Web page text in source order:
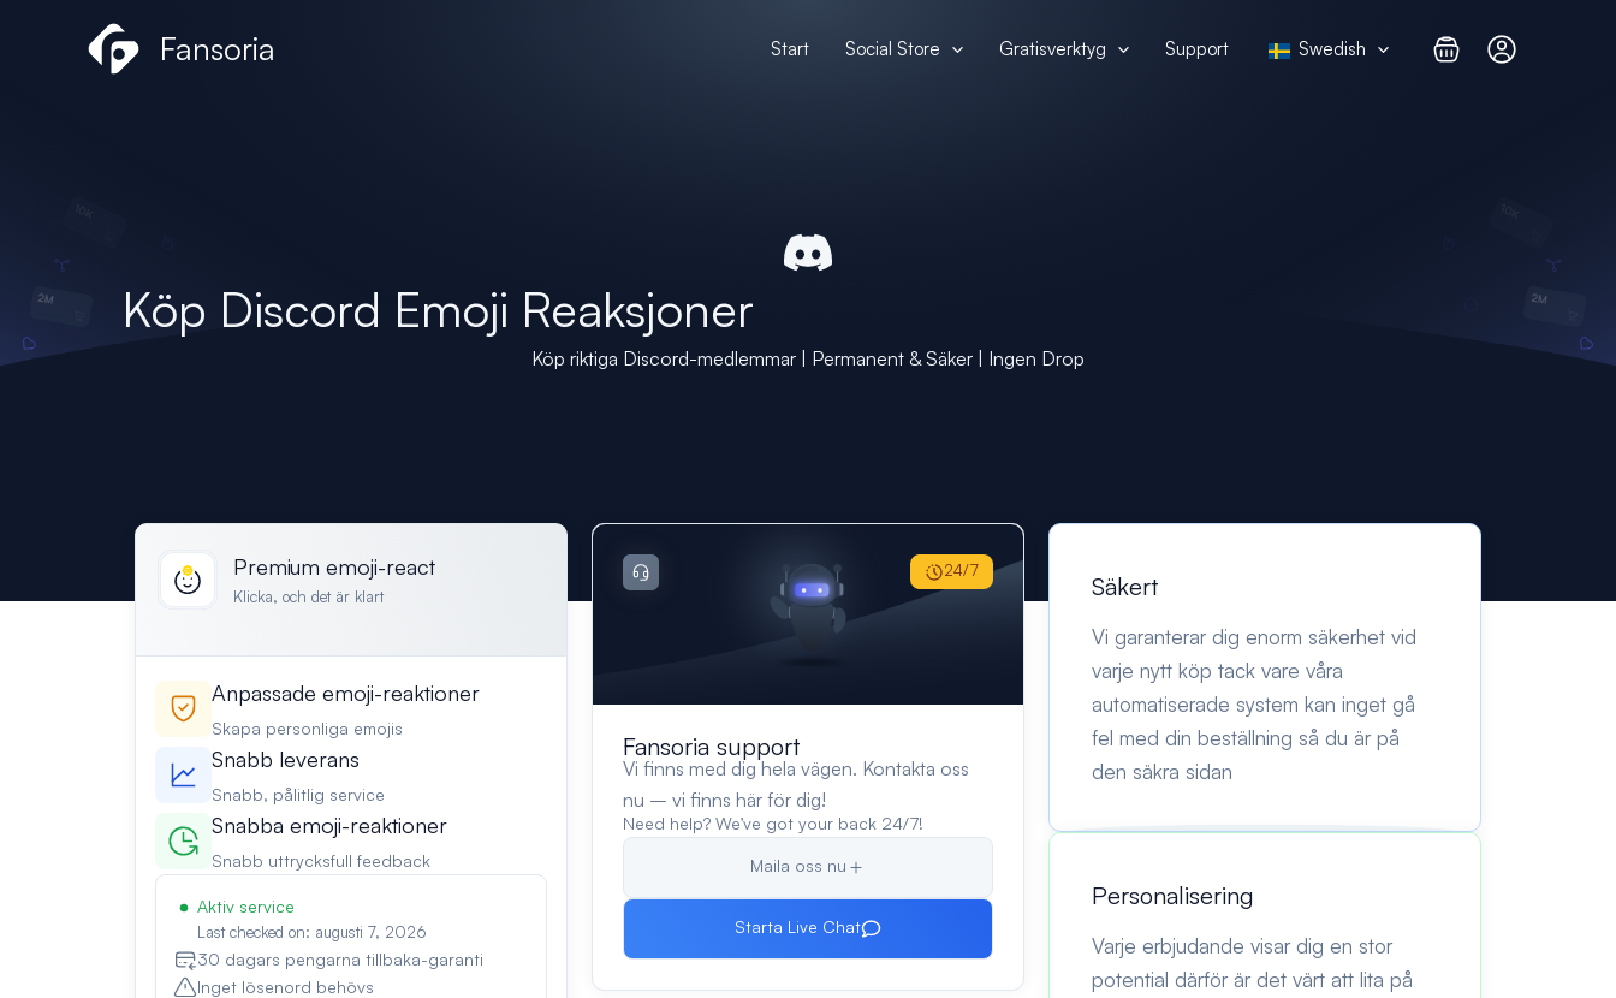
Fansoria Start Social Store Gratisverktyg Support Swedish
Köp Discord Emoji Reaksjoner
Köp riktiga Discord-medlemmar | Permanent & Säker | Ingen Drop
Premium emoji-react
Klicka, och det är klart
Anpassade emoji-reaktioner
Skapa personliga emojis
Snabb leverans
Snabb, pålitlig service
Snabba emoji-reaktioner
Snabb uttrycksfull feedback
Aktiv service
Last checked on: augusti 7, 2026
30 dagars pengarna tillbaka-garanti
Inget lösenord behövs
Fansoria support
Vi finns med dig hela vägen. Kontakta oss
nu – vi finns här för dig!
Need help? We’ve got your back 24/7!
Maila oss nu
Starta Live Chat
24/7
Säkert
Vi garanterar dig enorm säkerhet vid
varje nytt köp tack vare våra
automatiserade system kan inget gå
fel med din beställning så du är på
den säkra sidan
Personalisering
Varje erbjudande visar dig en stor
potential därför är det värt att lita på